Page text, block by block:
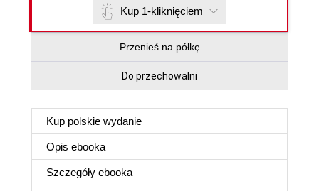
Kup 1-kliknięciem
Przenieś na półkę
Do przechowalni
Kup polskie wydanie
Opis ebooka
Szczegóły ebooka